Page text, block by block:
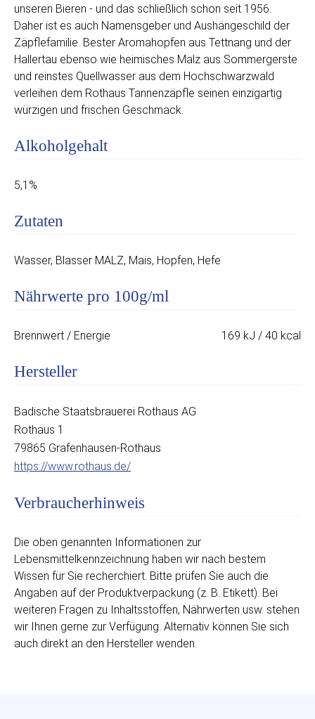
unseren Bieren - und das schließlich schon seit 1956.
Daher ist es auch Namensgeber und Aushängeschild der
Zäpflefamilie. Bester Aromahopfen aus Tettnang und der
Hallertau ebenso wie heimisches Malz aus Sommergerste
und reinstes Quellwasser aus dem Hochschwarzwald
verleihen dem Rothaus Tannenzäpfle seinen einzigartig
würzigen und frischen Geschmack.
Alkoholgehalt
5,1%
Zutaten
Wasser, Blasser MALZ, Mais, Hopfen, Hefe
Nährwerte pro 100g/ml
Brennwert / Energie 169 kJ / 40 kcal
Hersteller
Badische Staatsbrauerei Rothaus AG
Rothaus 1
79865 Grafenhausen-Rothaus
https://www.rothaus.de/
Verbraucherhinweis
Die oben genannten Informationen zur
Lebensmittelkennzeichnung haben wir nach bestem
Wissen für Sie recherchiert. Bitte prüfen Sie auch die
Angaben auf der Produktverpackung (z. B. Etikett). Bei
weiteren Fragen zu Inhaltsstoffen, Nährwerten usw. stehen
wir Ihnen gerne zur Verfügung. Alternativ können Sie sich
auch direkt an den Hersteller wenden.